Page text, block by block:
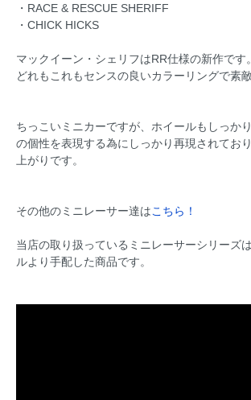
・RACE & RESCUE SHERIFF
・CHICK HICKS
マックイーン・シェリフはRR仕様の新作です。
どれもこれもセンスの良いカラーリングで素
ちっこいミニカーですが、ホイールもしっか
の個性を表現する為にしっかり再現されてお
上がりです。
その他のミニレーサー達はこちら！
当店の取り扱っているミニレーサーシリーズ
ルより手配した商品です。